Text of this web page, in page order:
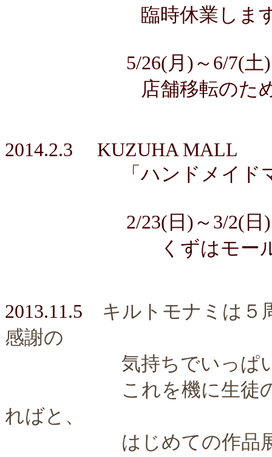
臨時休業します
5/26(月)～6/7(土)
店舗移転のため臨
2014.2.3 KUZUHA MALL
「ハンドメイドマー
2/23(日)～3/2(
くずはモール本館
2013.11.5 キルトモナミは５
感謝の
気持ちでいっぱい
これを機に生徒の皆さ
ればと、
はじめての作品展を